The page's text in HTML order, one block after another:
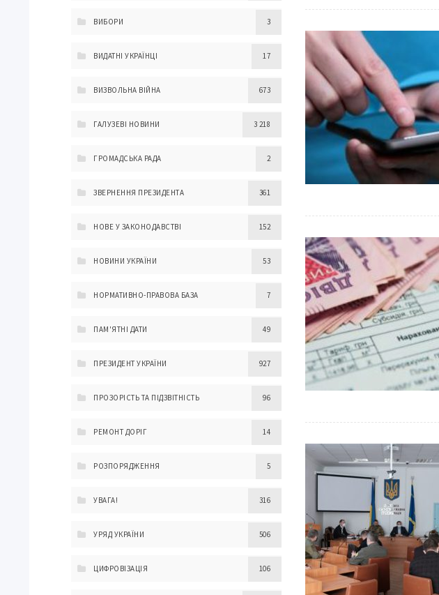
ВИБОРИ 3
ВИДАТНІ УКРАЇНЦІ 17
ВИЗВОЛЬНА ВІЙНА 673
ГАЛУЗЕВІ НОВИНИ 3 218
ГРОМАДСЬКА РАДА 2
ЗВЕРНЕННЯ ПРЕЗИДЕНТА 361
НОВЕ У ЗАКОНОДАВСТВІ 152
НОВИНИ УКРАЇНИ 53
НОРМАТИВНО-ПРАВОВА БАЗА 7
ПАМ'ЯТНІ ДАТИ 49
ПРЕЗИДЕНТ УКРАЇНИ 927
ПРОЗОРІСТЬ ТА ПІДЗВІТНІСТЬ 96
РЕМОНТ ДОРІГ 14
РОЗПОРЯДЖЕННЯ 5
УВАГА! 316
УРЯД УКРАЇНИ 506
ЦИФРОВІЗАЦІЯ 106